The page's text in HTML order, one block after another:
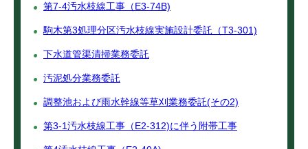
第7-4汚水枝線工事（E3-74B)
駒木第3処理分区汚水枝線実施設計委託（T3-301)
下水道管渠清掃業務委託
汚泥処分業務委託
調整池および雨水幹線等草刈業務委託(その2)
第3-1汚水枝線工事（E2-312)に伴う附帯工事